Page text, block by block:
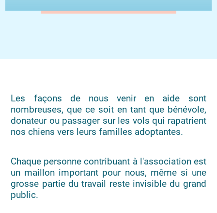
Les façons de nous venir en aide sont
nombreuses, que ce soit en tant que bénévole,
donateur ou passager sur les vols qui rapatrient
nos chiens vers leurs familles adoptantes.
Chaque personne contribuant à l'association est
un maillon important pour nous, même si une
grosse partie du travail reste invisible du grand
public.